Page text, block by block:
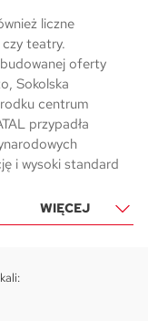
liczne
teatry.
oferty
Sokolska
centrum
przypadła
i wysoki standard
WIĘCEJ